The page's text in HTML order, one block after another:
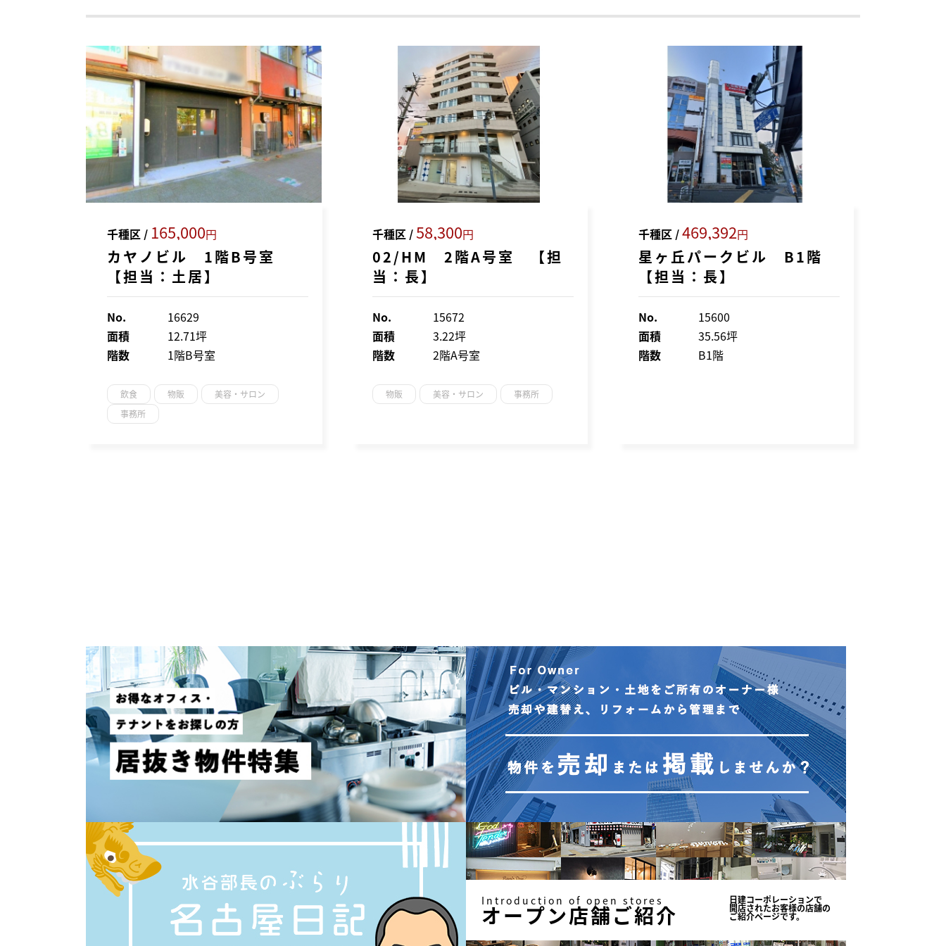
千種区 / 165,000円
カヤノビル 1階B号室
【担当：土居】
No.
16629
面積
12.71坪
階数
1階B号室
飲食 物販
美容・サロン
事務所
千種区 /58,300円
02/HM 2階A号室 【担
当：長】
No.
15672
面積
3.22坪
階数
2階A号室
物販 美容・サロン 事務所
千種区 /469,392円
星ヶ丘パークビル B1階
【担当：長】
No.
15600
面積
35.56坪
階数
B1階
Introduction of open stores
オープン店舗ご紹介
日建コーポレーションで
開店されたお客様の店舗の
ご紹介ページです。